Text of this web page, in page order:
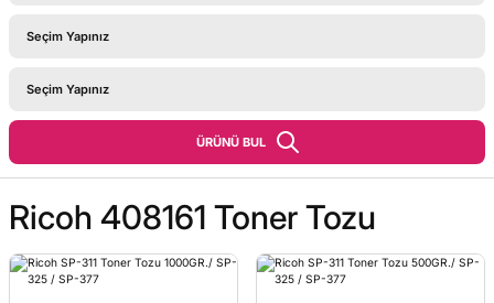
ÜRÜNÜ BUL
Ricoh 408161 Toner Tozu